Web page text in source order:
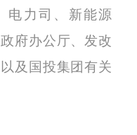
电力司、新能源
府办公厅、发改
及国投集团有关